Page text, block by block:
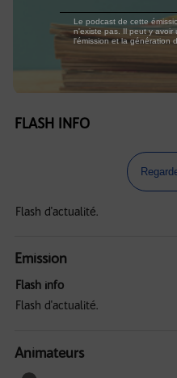
FLASH INFO
Flash d'actualité.
Emission
Flash info
Flash d'actualité.
Animateurs
Le podcast de cette
n'existe pas. Il peut y avoir
l'émission et la génération